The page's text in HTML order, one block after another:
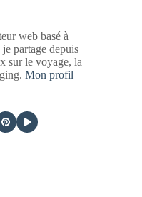
web basé à
partage depuis
sur le voyage, la
Mon profil